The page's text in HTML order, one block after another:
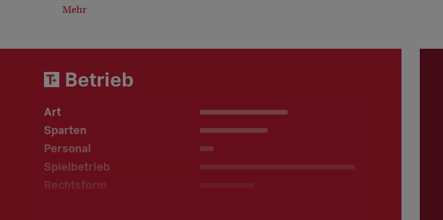
Mehr
Betrieb
Art _____________
Sparten __________
Personal __
Spielbetrieb
Rechtsform